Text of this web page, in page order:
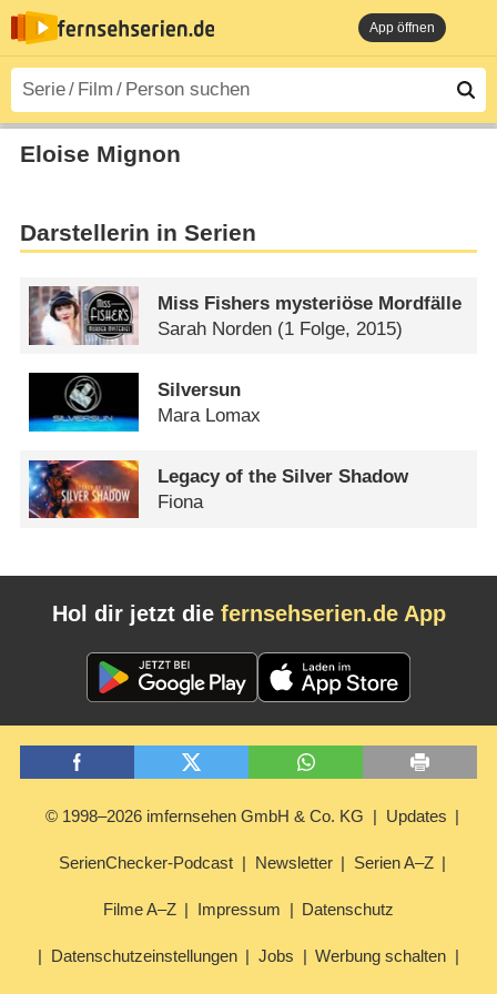
App öffnen
Eloise Mignon
Darstellerin in Serien
Miss Fishers mysteriöse Mordfälle
Sarah Norden (1 Folge, 2015)
Silversun
Mara Lomax
Legacy of the Silver Shadow
Fiona
Hol dir jetzt die fernsehserien.de App
© 1998–2026 imfernsehen GmbH & Co. KG Updates
SerienChecker-Podcast Newsletter Serien A–Z
Filme A–Z Impressum Datenschutz
Datenschutzeinstellungen Jobs Werbung schalten